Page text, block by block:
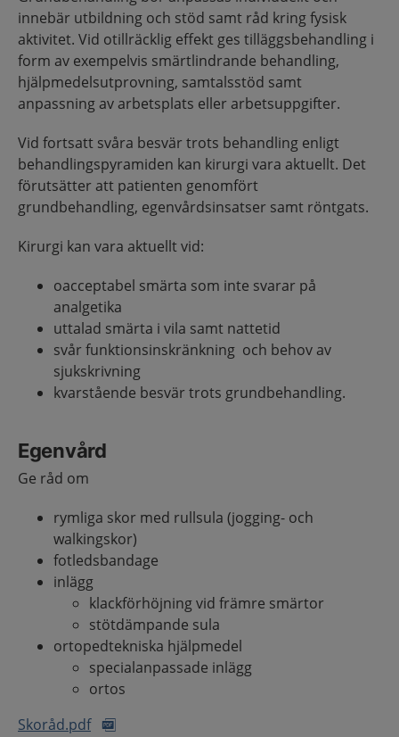
innebär utbildning och stöd samt råd kring fysisk
aktivitet. Vid otillräcklig effekt ges tilläggsbehandling i
form av exempelvis smärtlindrande behandling,
hjälpmedelsutprovning, samtalsstöd samt
anpassning av arbetsplats eller arbetsuppgifter.
Vid fortsatt svåra besvär trots behandling enligt
behandlingspyramiden kan kirurgi vara aktuellt. Det
förutsätter att patienten genomfört
grundbehandling, egenvårdsinsatser samt röntgats.
Kirurgi kan vara aktuellt vid:
oacceptabel smärta som inte svarar på
analgetika
uttalad smärta i vila samt nattetid
svår funktionsinskränkning och behov av
sjukskrivning
kvarstående besvär trots grundbehandling.
Egenvård
Ge råd om
rymliga skor med rullsula (jogging- och
walkingskor)
fotledsbandage
inlägg
klackförhöjning vid främre smärtor
stötdämpande sula
ortopedtekniska hjälpmedel
specialanpassade inlägg
ortos
Skoråd.pdf